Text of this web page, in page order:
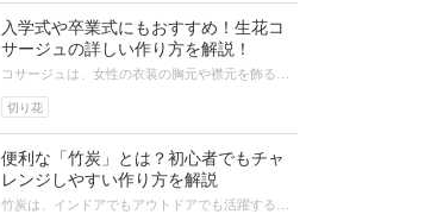
切り花
入学式や卒業式にもおすすめ！生花コ
サージュの詳しい作り方を解説！
コサージュは、女性の衣装の胸元や襟元を飾る花
ルな装いをさらにみずみずしく華やか...
便利な「竹炭」とは？初心者でもチャ
レンジしやすい作り方を解説
竹炭は、インドアでもアウトドアでも活躍する場